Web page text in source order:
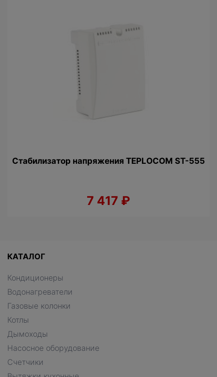
Стабилизатор напряжения TEPLOCOM ST-555
7 417 ₽
КАТАЛОГ
Кондиционеры
Водонагреватели
Газовые колонки
Котлы
Дымоходы
Насосное оборудование
Счетчики